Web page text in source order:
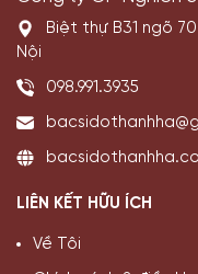
Biệt thự B31 ngõ
Nội
098.991.3935
LIÊN KẾT HỮU ÍCH
Về Tôi